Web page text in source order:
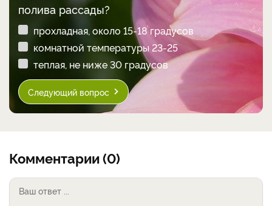
полива рассады?
прохладная, около 15-18 градусов
комнатной температуры 23-25
теплая, не ниже 30 градусов
Следующий вопрос
Комментарии (0)